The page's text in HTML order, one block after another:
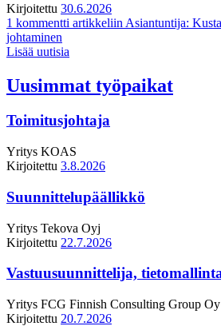
Kirjoitettu 30.6.2026
1 kommentti artikkeliin Asiantuntija:
johtaminen
Lisää uutisia
Uusimmat työpaikat
Toimitusjohtaja
Yritys KOAS
Kirjoitettu 3.8.2026
Suunnittelupäällikkö
Yritys Tekova Oyj
Kirjoitettu 22.7.2026
Vastuusuunnittelija,
Yritys FCG Finnish Consulting Group Oy
Kirjoitettu 20.7.2026